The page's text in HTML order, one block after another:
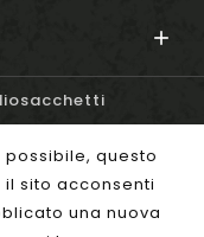

questo
sito acconsenti
una nuova